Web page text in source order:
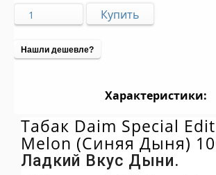
Нашли дешевле?
Характеристики:
Табак Daim Special
Melon (Синяя Дыня)
Ладкий Вкус Дыни.